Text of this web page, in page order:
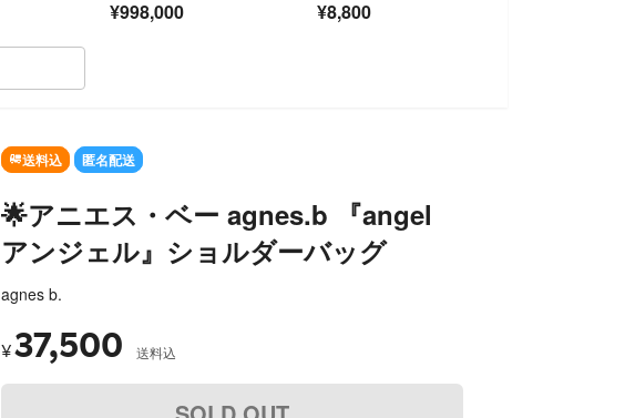
¥998,000 ¥8,800
SOLD OUT
送料込 匿名配送
🌟アニエス・ベー agnes.b 『angel
アンジェル』ショルダーバッグ
agnes b.
¥37,500 送料込